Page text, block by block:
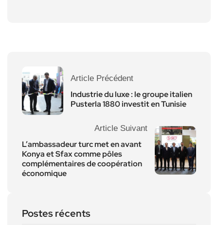
Article Précédent
Industrie du luxe : le groupe italien
Pusterla 1880 investit en Tunisie
Article Suivant
L’ambassadeur turc met en avant
Konya et Sfax comme pôles
complémentaires de coopération
économique
Postes récents